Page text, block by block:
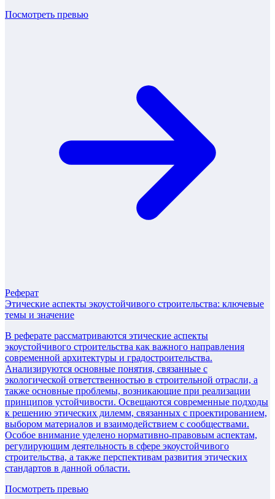
Посмотреть превью
Реферат
Этические аспекты экоустойчивого строительства: ключевые
темы и значение
В реферате рассматриваются этические аспекты
экоустойчивого строительства как важного направления
современной архитектуры и градостроительства.
Анализируются основные понятия, связанные с
экологической ответственностью в строительной отрасли, а
также основные проблемы, возникающие при реализации
принципов устойчивости. Освещаются современные подходы
к решению этических дилемм, связанных с проектированием,
выбором материалов и взаимодействием с сообществами.
Особое внимание уделено нормативно-правовым аспектам,
регулирующим деятельность в сфере экоустойчивого
строительства, а также перспективам развития этических
стандартов в данной области.
Посмотреть превью